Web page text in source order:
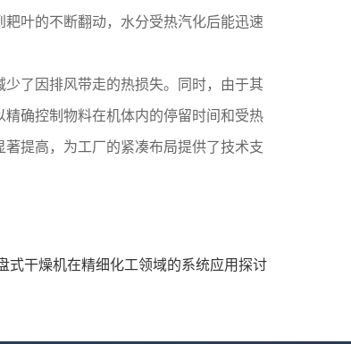
叶的不断翻动，水分受热汽化后能迅速
了因排风带走的热损失。同时，由于其
确控制物料在机体内的停留时间和受热
提高，为工厂的紧凑布局提供了技术支
式干燥机在精细化工领域的系统应用探讨